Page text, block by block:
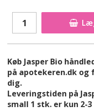
Køb Jasper Bio
på apotekeren.dk
dig.
Leveringstiden på
small 1 stk. er kun 2-